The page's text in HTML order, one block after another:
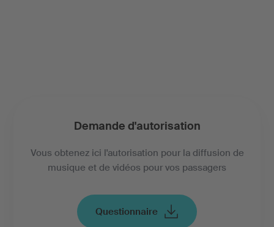
Demande d'autorisation
Vous obtenez ici l'autorisation pour la diffusion de
musique et de vidéos pour vos passagers
Questionnaire